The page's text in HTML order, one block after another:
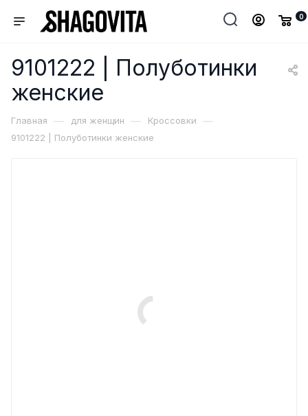
0
9101222 | Полуботинки
женские
Главная — для женщин — Кроссовки —
9101222 | Полуботинки женские